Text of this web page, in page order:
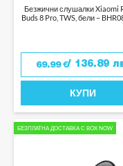
Безжични слушалки Xiaomi
Buds 8 Pro, TWS, бели –
69.99€/ 136.89
КУПИ
БЕЗПЛАТНА ДОСТАВКА С BOX NOW